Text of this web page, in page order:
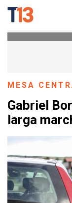
MESA
Gabriel
larga